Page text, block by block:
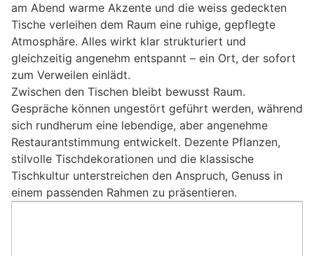
am Abend warme Akzente und die weiss gedeckten
Tische verleihen dem Raum eine ruhige, gepflegte
Atmosphäre. Alles wirkt klar strukturiert und
gleichzeitig angenehm entspannt – ein Ort, der sofort
zum Verweilen einlädt.
Zwischen den Tischen bleibt bewusst Raum.
Gespräche können ungestört geführt werden, während
sich rundherum eine lebendige, aber angenehme
Restaurantstimmung entwickelt. Dezente Pflanzen,
stilvolle Tischdekorationen und die klassische
Tischkultur unterstreichen den Anspruch, Genuss in
einem passenden Rahmen zu präsentieren.